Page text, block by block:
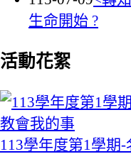
生命開始 ?
活動花絮
113學年度第1學期